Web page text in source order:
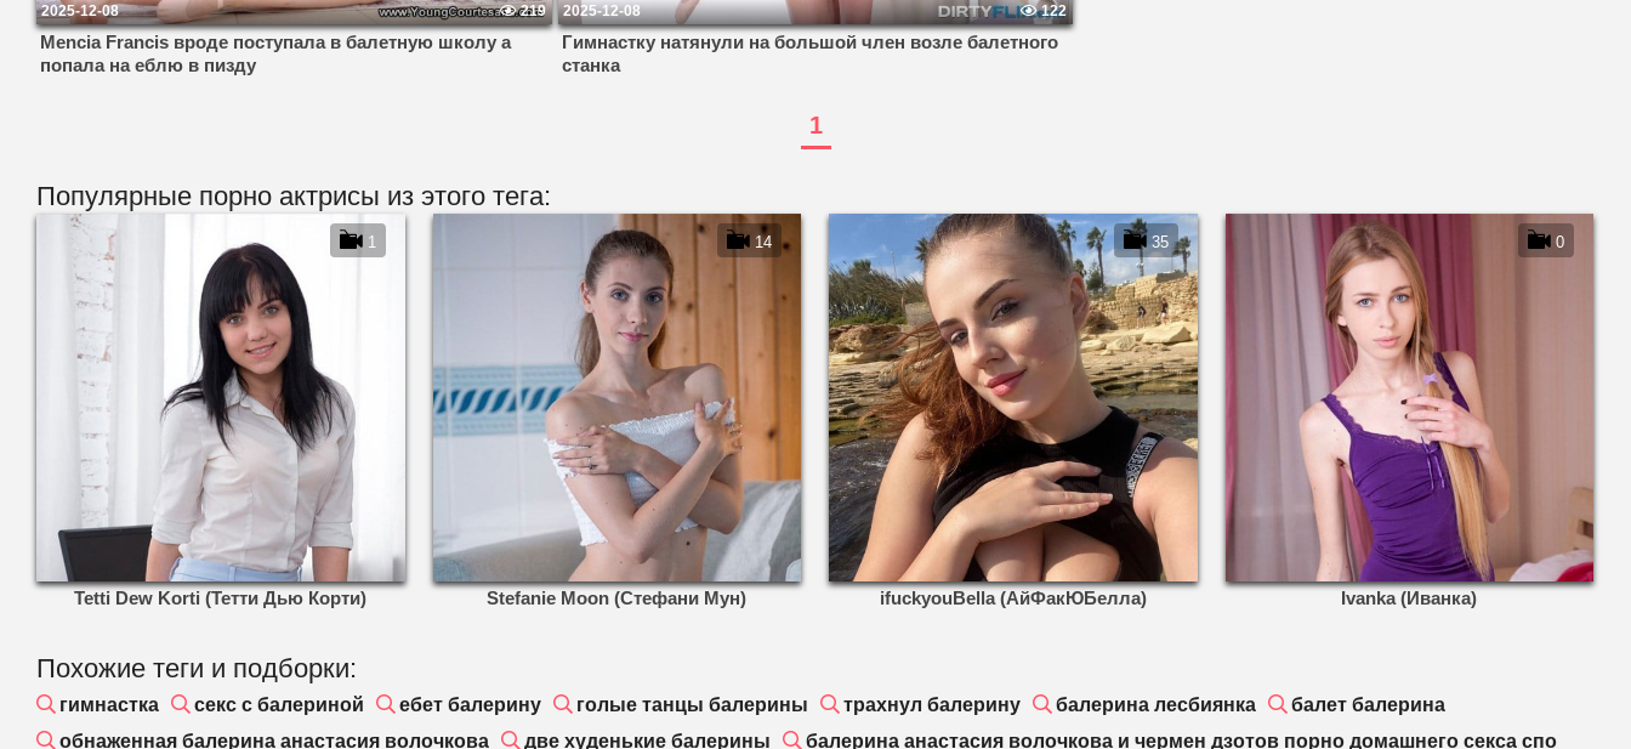
2025-12-08 219
Mencia Francis вроде поступала в балетную школу а
попала на еблю в пизду
2025-12-08 122
Гимнастку натянули на большой член возле балетного
станка
1
Популярные порно актрисы из этого тега:
1
Tetti Dew Korti (Тетти Дью Корти)
14
Stefanie Moon (Стефани Мун)
35
ifuckyouBella (АйФакЮБелла)
0
Ivanka (Иванка)
Похожие теги и подборки:
гимнастка секс с балериной ебет балерину голые танцы балерины трахнул балерину балерина лесбиянка
балет балерина
обнаженная балерина анастасия волочкова
две худенькие балерины балерина анастасия волочкова и чермен дзотов порно домашнего секса спо